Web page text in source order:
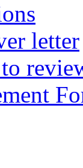
letter